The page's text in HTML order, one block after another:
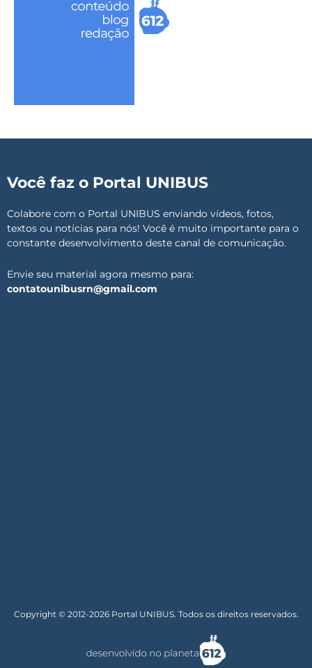
Você faz o Portal UNIBUS
Colabore com o Portal UNIBUS enviando vídeos, fotos,
textos ou notícias para nós! Você é muito importante para o
constante desenvolvimento deste canal de comunicação.
Envie seu material agora mesmo para:
contatounibusrn@gmail.com
Copyright © 2012-2026 Portal UNIBUS. Todos os direitos reservados.